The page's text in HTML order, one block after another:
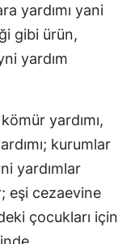
yardımı yani
gibi ürün,
yardım
yardımı,
kurumlar
yardımlar
eşi cezaevine
çocukları için